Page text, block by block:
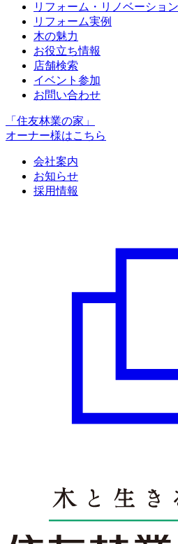
リフォーム・リノベーション
リフォーム実例
木の魅力
お役立ち情報
店舗検索
イベント参加
お問い合わせ
「住友林業の家」
オーナー様はこちら
会社案内
お知らせ
採用情報